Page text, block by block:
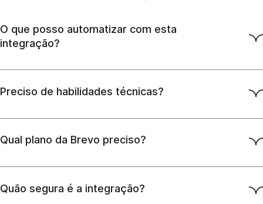
O que posso automatizar com esta
integração?
Preciso de habilidades técnicas?
Qual plano da Brevo preciso?
Quão segura é a integração?